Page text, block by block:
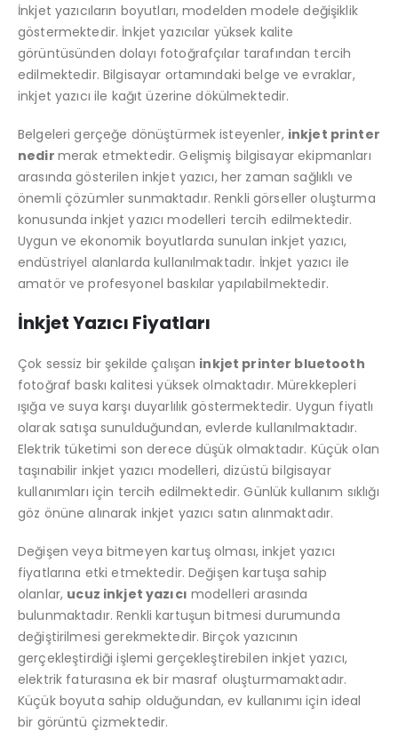
5 üzerinden
₺18.500,00
Datalogic QuickScan QD2590 2D Kablolu (Ayaklı)
Sunlux XL-5500 CCD Barkod Okuyucu Usb
4.505 üzerinden
₺929,00
5 üzerinden
4.50 5
₺929,00
İnkjet yazıcıların boyutları, modelden modele değişiklik
göstermektedir. İnkjet yazıcılar yüksek kalite
görüntüsünden dolayı fotoğrafçılar tarafından tercih
edilmektedir. Bilgisayar ortamındaki belge ve evraklar,
inkjet yazıcı ile kağıt üzerine dökülmektedir.
Belgeleri gerçeğe dönüştürmek isteyenler, inkjet printer
nedir merak etmektedir. Gelişmiş bilgisayar ekipmanları
arasında gösterilen inkjet yazıcı, her zaman sağlıklı ve
önemli çözümler sunmaktadır. Renkli görseller oluşturma
konusunda inkjet yazıcı modelleri tercih edilmektedir.
Uygun ve ekonomik boyutlarda sunulan inkjet yazıcı,
endüstriyel alanlarda kullanılmaktadır. İnkjet yazıcı ile
amatör ve profesyonel baskılar yapılabilmektedir.
İnkjet Yazıcı Fiyatları
Çok sessiz bir şekilde çalışan inkjet printer bluetooth
fotoğraf baskı kalitesi yüksek olmaktadır. Mürekkepleri
ışığa ve suya karşı duyarlılık göstermektedir. Uygun fiyatlı
olarak satışa sunulduğundan, evlerde kullanılmaktadır.
Elektrik tüketimi son derece düşük olmaktadır. Küçük olan
taşınabilir inkjet yazıcı modelleri, dizüstü bilgisayar
kullanımları için tercih edilmektedir. Günlük kullanım sıklığı
göz önüne alınarak inkjet yazıcı satın alınmaktadır.
Değişen veya bitmeyen kartuş olması, inkjet yazıcı
fiyatlarına etki etmektedir. Değişen kartuşa sahip
olanlar, ucuz inkjet yazıcı modelleri arasında
bulunmaktadır. Renkli kartuşun bitmesi durumunda
değiştirilmesi gerekmektedir. Birçok yazıcının
gerçekleştirdiği işlemi gerçekleştirebilen inkjet yazıcı,
elektrik faturasına ek bir masraf oluşturmamaktadır.
Küçük boyuta sahip olduğundan, ev kullanımı için ideal
bir görüntü çizmektedir.